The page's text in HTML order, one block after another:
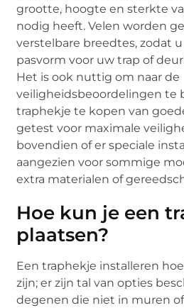
grootte, hoogte en sterkte
nodig heeft. Velen worden
verstelbare breedtes, zodat
pasvorm voor uw trap of
Het is ook nuttig om naar de
veiligheidsbeoordelingen te
traphekje te kopen van
getest voor maximale
bovendien of er speciale
aangezien voor sommige
extra materialen of
Hoe kun je een
plaatsen?
Een traphekje installeren
zijn; er zijn tal van opties
degenen die niet in muren